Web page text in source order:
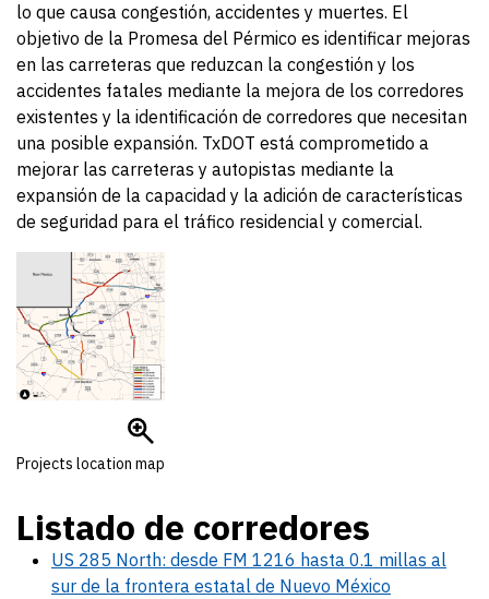
lo que causa congestión, accidentes y muertes. El
objetivo de la Promesa del Pérmico es identificar mejoras
en las carreteras que reduzcan la congestión y los
accidentes fatales mediante la mejora de los corredores
existentes y la identificación de corredores que necesitan
una posible expansión. TxDOT está comprometido a
mejorar las carreteras y autopistas mediante la
expansión de la capacidad y la adición de características
de seguridad para el tráfico residencial y comercial.
Projects location map
Listado de corredores
US 285 North: desde FM 1216 hasta 0.1 millas al
sur de la frontera estatal de Nuevo México